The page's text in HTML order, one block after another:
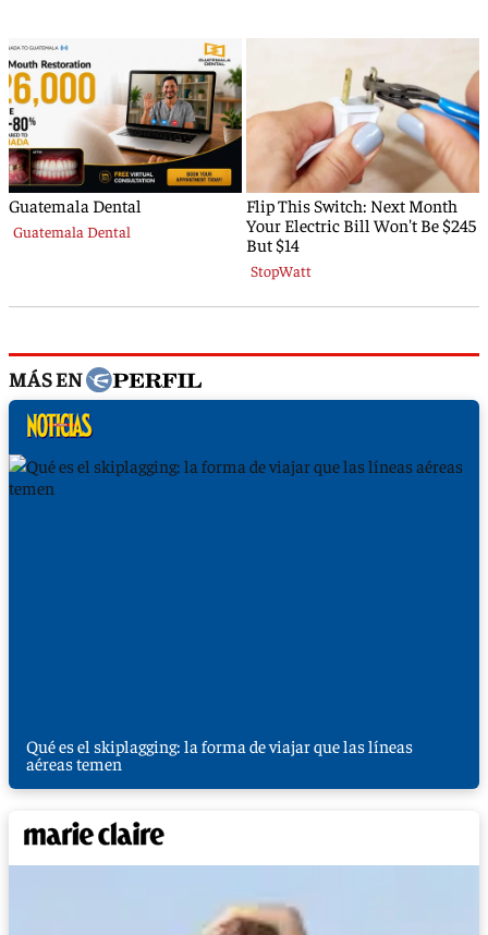
MÁS EN
Qué es el skiplagging: la forma de viajar que las líneas
aéreas temen